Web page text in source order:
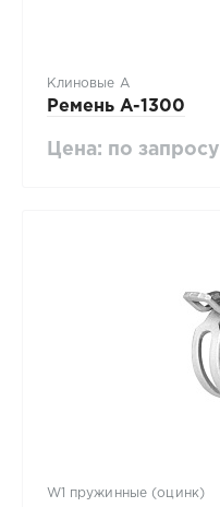
Клиновые А
Ремень A-1300
Цена: по запросу
W1 пружинные (оцинк)